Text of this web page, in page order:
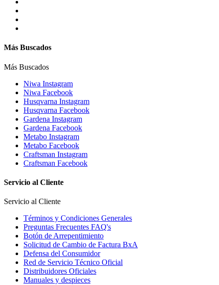
Más Buscados
Más Buscados
Niwa Instagram
Niwa Facebook
Husqvarna Instagram
Husqvarna Facebook
Gardena Instagram
Gardena Facebook
Metabo Instagram
Metabo Facebook
Craftsman Instagram
Craftsman Facebook
Servicio al Cliente
Servicio al Cliente
Términos y Condiciones Generales
Preguntas Frecuentes FAQ's
Botón de Arrepentimiento
Solicitud de Cambio de Factura BxA
Defensa del Consumidor
Red de Servicio Técnico Oficial
Distribuidores Oficiales
Manuales y despieces